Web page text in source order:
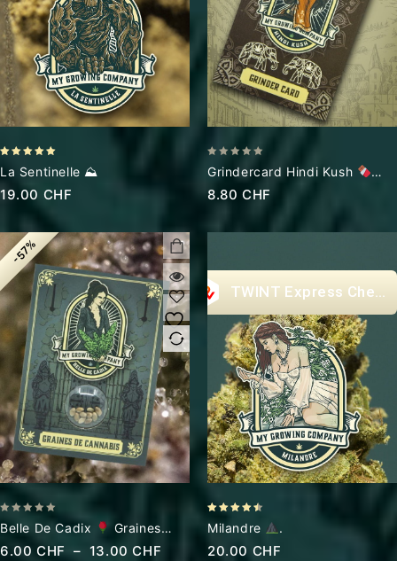
out of 5
La Sentinelle ⛰
19.00 CHF
of
Grindercard Hindi Kush
First Edition
8.80 CHF
-57%
out
of
Belle De Cadix
Graines
Cannabis CBD
6.00 CHF – 13.00CHF
Express
out of 5
Milandre .
20.00 CHF